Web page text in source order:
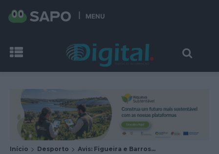
MENU
Início Desporto Avis: Figueira e Barros...